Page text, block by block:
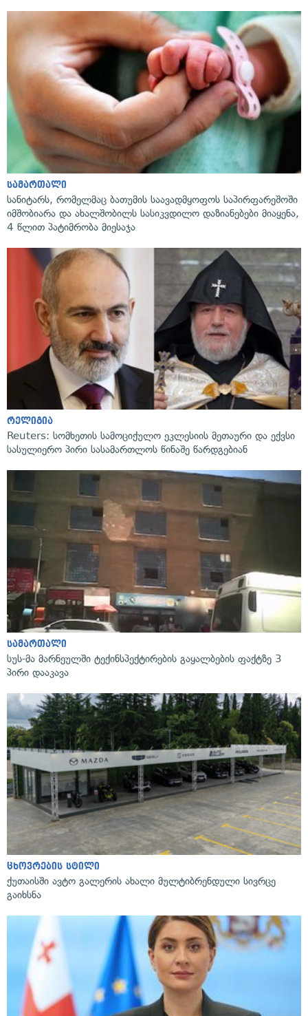
სამართალი
სანიტარს, რომელმაც ბათუმის საავადმყოფოს საპირფარეშოში
იმშობიარა და ახალშობილს სასიკვდილო დაზიანებები მიაყენა,
4 წლით პატიმრობა მიესაჯა
რელიგია
Reuters: სომხეთის სამოციქულო ეკლესიის მეთაური და ექვსი
სასულიერო პირი სასამართლოს წინაშე წარდგებიან
სამართალი
სუს-მა მარნეულში ტექინსპექტირების გაყალბების ფაქტზე 3
პირი დააკავა
ცხოვრების სტილი
ქუთაისში ავტო გალერის ახალი მულტიბრენდული სივრცე
გაიხსნა